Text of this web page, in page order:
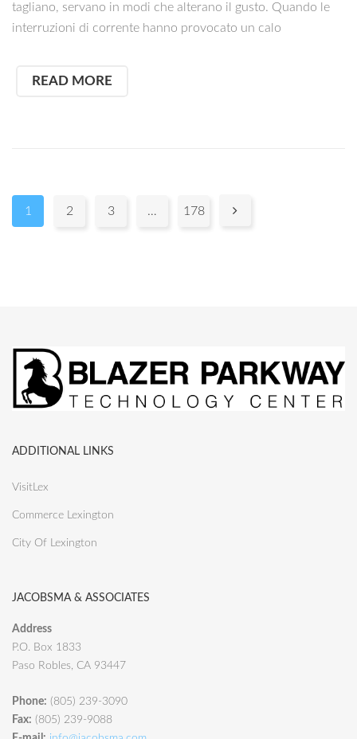
tagliano, servano in modi che alterano il gusto. Quando le
interruzioni di corrente hanno provocato un calo
READ MORE
Pages:
1 2 3 … 178 
ADDITIONAL LINKS
VisitLex
Commerce Lexington
City Of Lexington
JACOBSMA & ASSOCIATES
Address
P.O. Box 1833
Paso Robles, CA 93447
Phone: (805) 239-3090
Fax: (805) 239-9088